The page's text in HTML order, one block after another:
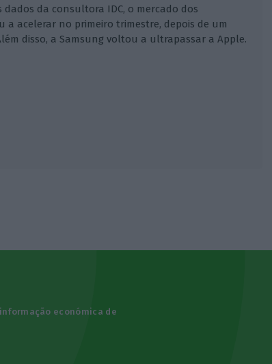
da consultora IDC, o mercado dos
a acelerar no primeiro trimestre, depois de um
disso, a Samsung voltou a ultrapassar a Apple.
económica de